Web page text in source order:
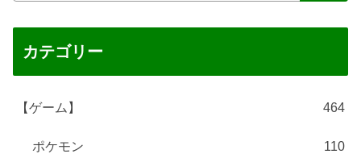
カテゴリー
【ゲーム】 464
ポケモン 110